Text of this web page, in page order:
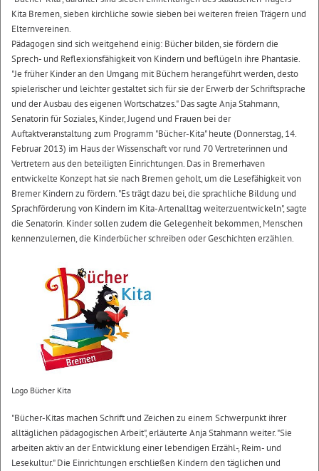
Kita Bremen, sieben kirchliche sowie sieben bei weiteren freien Trägern und
Elternvereinen.
Pädagogen sind sich weitgehend einig: Bücher bilden, sie fördern die
Sprech- und Reflexionsfähigkeit von Kindern und beflügeln ihre Phantasie.
"Je früher Kinder an den Umgang mit Büchern herangeführt werden, desto
spielerischer und leichter gestaltet sich für sie der Erwerb der Schriftsprache
und der Ausbau des eigenen Wortschatzes." Das sagte Anja Stahmann,
Senatorin für Soziales, Kinder, Jugend und Frauen bei der
Auftaktveranstaltung zum Programm "Bücher-Kita" heute (Donnerstag, 14.
Februar 2013) im Haus der Wissenschaft vor rund 70 Vertreterinnen und
Vertretern aus den beteiligten Einrichtungen. Das in Bremerhaven
entwickelte Konzept hat sie nach Bremen geholt, um die Lesefähigkeit von
Bremer Kindern zu fördern. "Es trägt dazu bei, die sprachliche Bildung und
Sprachförderung von Kindern im Kita-Artenalltag weiterzuentwickeln", sagte
die Senatorin. Kinder sollen zudem die Gelegenheit bekommen, Menschen
kennenzulernen, die Kinderbücher schreiben oder Geschichten erzählen.
Logo Bücher Kita
"Bücher-Kitas machen Schrift und Zeichen zu einem Schwerpunkt ihrer
alltäglichen pädagogischen Arbeit", erläuterte Anja Stahmann weiter. "Sie
arbeiten aktiv an der Entwicklung einer lebendigen Erzähl-, Reim- und
Lesekultur." Die Einrichtungen erschließen Kindern den täglichen und